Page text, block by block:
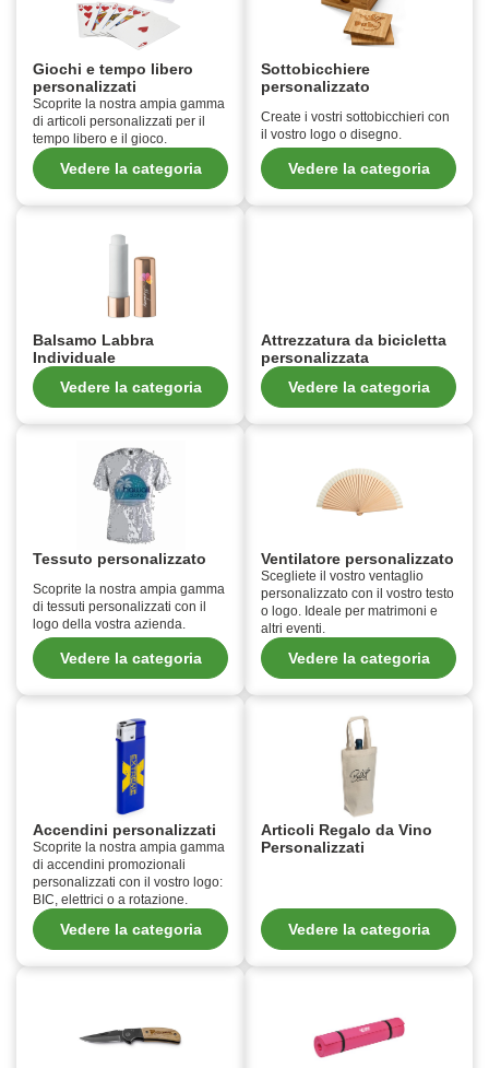
Giochi e tempo libero
personalizzati
Scoprite la nostra ampia gamma
di articoli personalizzati per il
tempo libero e il gioco.
Vedere la categoria
Sottobicchiere
personalizzato
Create i vostri sottobicchieri con
il vostro logo o disegno.
Vedere la categoria
Balsamo Labbra
Individuale
Vedere la categoria
Attrezzatura da bicicletta
personalizzata
Vedere la categoria
Tessuto personalizzato
Scoprite la nostra ampia gamma
di tessuti personalizzati con il
logo della vostra azienda.
Vedere la categoria
Ventilatore personalizzato
Scegliete il vostro ventaglio
personalizzato con il vostro testo
o logo. Ideale per matrimoni e
altri eventi.
Vedere la categoria
Accendini personalizzati
Scoprite la nostra ampia gamma
di accendini promozionali
personalizzati con il vostro logo:
BIC, elettrici o a rotazione.
Vedere la categoria
Articoli Regalo da Vino
Personalizzati
Vedere la categoria